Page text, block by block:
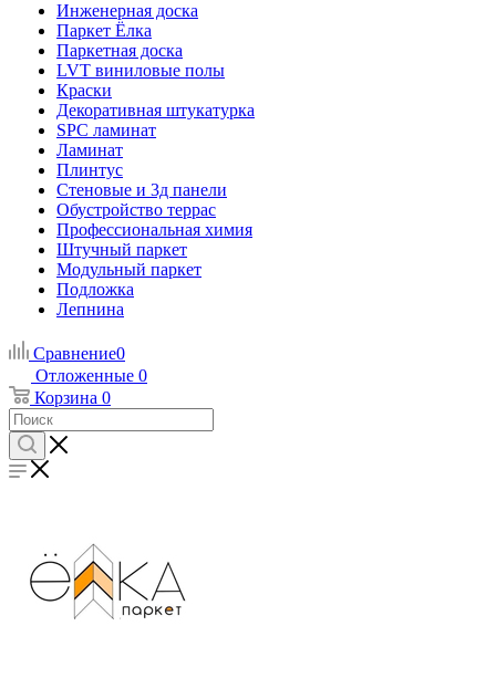
Инженерная доска
Паркет Ёлка
Паркетная доска
LVT виниловые полы
Краски
Декоративная штукатурка
SPC ламинат
Ламинат
Плинтус
Стеновые и 3д панели
Обустройство террас
Профессиональная химия
Штучный паркет
Модульный паркет
Подложка
Лепнина
Сравнение0
Отложенные 0
Корзина 0